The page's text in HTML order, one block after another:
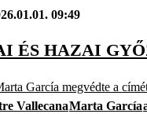
09:49
ÉS HAZAI
García megvédte a
VallecanaMarta García